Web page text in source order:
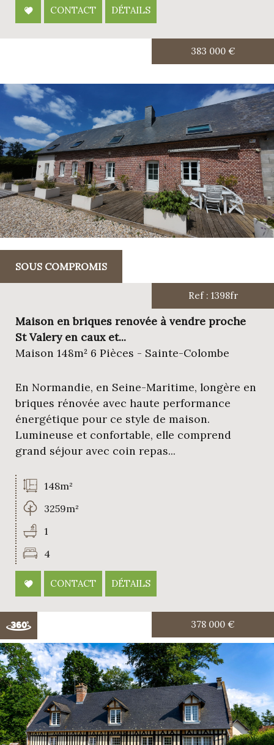
CONTACT DÉTAILS
SOUS COMPROMIS
383 000 €
Ref : 1398fr
Maison en briques renovée à vendre proche
St Valery en caux et...
Maison 148m² 6 Pièces - Sainte-Colombe
En Normandie, en Seine-Maritime, longère en
briques rénovée avec haute performance
énergétique pour ce style de maison.
Lumineuse et confortable, elle comprend
grand séjour avec coin repas...
148m²
3259m²
1
4
CONTACT DÉTAILS
378 000 €